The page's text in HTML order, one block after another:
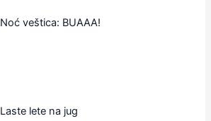
Noć veštica: BUAAA!
Laste lete na jug